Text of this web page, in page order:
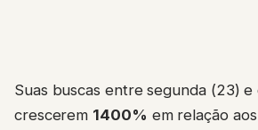
Suas buscas entre segunda (23)
crescerem 1400% em relação